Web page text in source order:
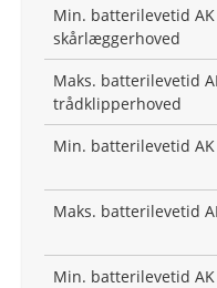
Min. batterilevetid
skårlæggerhoved
Maks. batterilevetid
trådklipperhoved
Min. batterilevetid
Maks. batterilevetid
Min. batterilevetid